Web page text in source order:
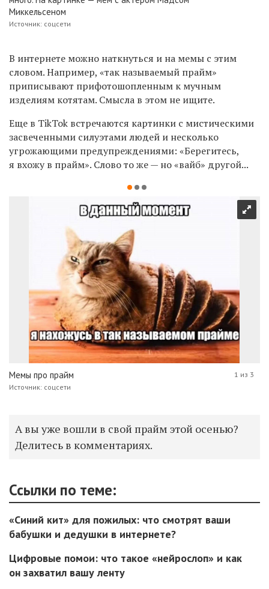
Миккельсеном
Источник: соцсети
В интернете можно наткнуться и на мемы с этим
словом. Например, «так называемый прайм»
приписывают прифотошопленным к мучным
изделиям котятам. Смысла в этом не ищите.
Еще в TikTok встречаются картинки с мистическими
засвеченными силуэтами людей и несколько
угрожающими предупреждениями: «Берегитесь,
я вхожу в прайм». Слово то же — но «вайб» другой...
Мемы про прайм
Источник: соцсети
1 из 3
А вы уже вошли в свой прайм этой осенью?
Делитесь в комментариях.
Ссылки по теме:
«Синий кит» для пожилых: что смотрят ваши
бабушки и дедушки в интернете?
Цифровые помои: что такое «нейрослоп» и как
он захватил вашу ленту